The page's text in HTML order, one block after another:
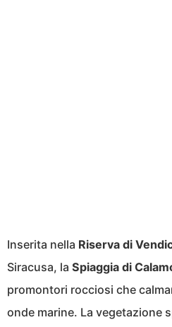
Inserita nella Riserva di
Siracusa, la Spiaggia di
promontori rocciosi che
onde marine. La vegetazione